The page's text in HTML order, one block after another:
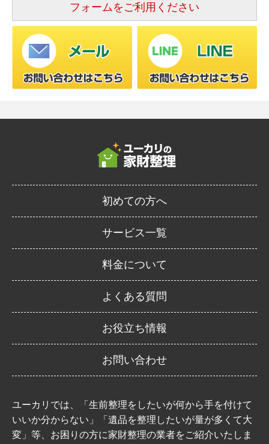
フォームをご利用ください
初めての方へ
サービス一覧
料金について
よくある質問
お役立ち情報
お問い合わせ
ユーカリでは、「生前整理をしたいが何から手を付けて
いいか分からない」「遺品を整理したいが量が多くて大
変」等、お困りの方に家財整理の業者をご紹介いたしま